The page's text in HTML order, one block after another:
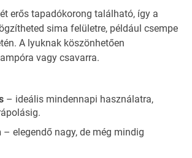
erős tapadókorong található, így a
sima felületre, például csempe
A lyuknak köszönhetően
vagy csavarra.
– ideális mindennapi használatra,
– elegendő nagy, de még mindig